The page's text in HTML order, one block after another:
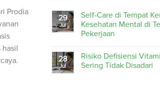
Prodia
hasil
29
Jul
Self-Care di Tempat
Kesehatan Mental di
Pekerjaan
28
Jul
Risiko Defisiensi
Sering Tidak Disadari